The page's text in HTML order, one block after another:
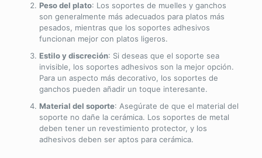
Peso del plato: Los soportes de muelles y ganchos
son generalmente más adecuados para platos más
pesados, mientras que los soportes adhesivos
funcionan mejor con platos ligeros.
Estilo y discreción: Si deseas que el soporte sea
invisible, los soportes adhesivos son la mejor opción.
Para un aspecto más decorativo, los soportes de
ganchos pueden añadir un toque interesante.
Material del soporte: Asegúrate de que el material del
soporte no dañe la cerámica. Los soportes de metal
deben tener un revestimiento protector, y los
adhesivos deben ser aptos para cerámica.